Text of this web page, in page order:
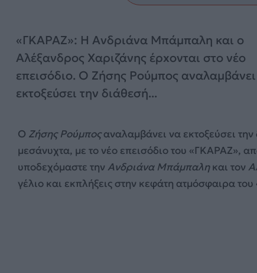
«ΓKΑΡΑΖ»: Η Ανδριάνα Μπάμπαλη και ο
Αλέξανδρος Χαριζάνης έρxονται στο νέο
επεισόδιο. Ο Ζήσης Ρούμπος
εκτοξεύσει την διάθεσή...
Ο Ζήσης Ρούμποςαναλαμβάνει να εκτοξεύσει
μεσάνυχτα, με το νέο επεισόδιο του «ΓKΑΡΑΖ»,
υποδεχόμαστε τηνΑνδριάνα Μπάμπαληκαι τον
γέλιο και εκπλήξεις στην κεφάτη ατμόσφαιρα